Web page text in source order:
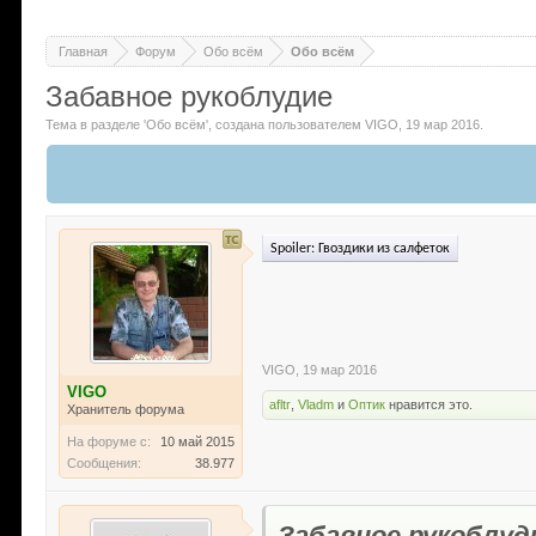
Главная Форум Обо всём Обо всём
Забавное рукоблудие
Тема в разделе 'Обо всём' , создана пользователемVIGO 19 мар 2016
VIGO
Хранитель форума
На форуме с:
10 май 2015
Сообщения:
38.977
Spoiler: Гвоздики из салфеток
VIGO 19 мар 2016
afltr ,Vladm иОптик нравится это.